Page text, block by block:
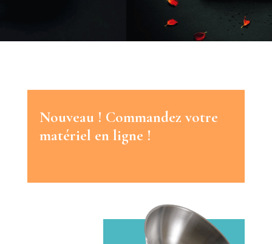
Nouveau ! Commandez votre
matériel en ligne !